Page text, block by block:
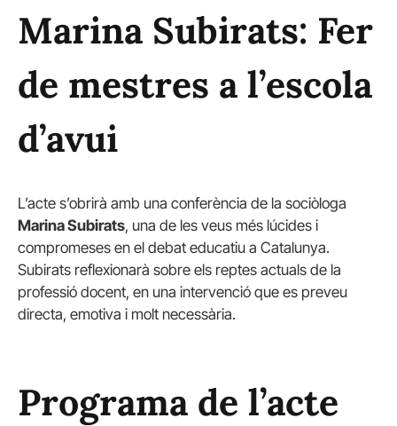
Marina Subirats: Fer
de mestres a l’escola
d’avui
L’acte s’obrirà amb una conferència de la sociòloga
Marina Subirats, una de les veus més lúcides i
compromeses en el debat educatiu a Catalunya.
Subirats reflexionarà sobre els reptes actuals de la
professió docent, en una intervenció que es preveu
directa, emotiva i molt necessària.
Programa de l’acte